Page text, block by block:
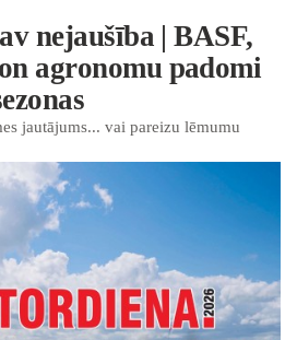
nejaušība | BASF,
agronomu padomi
jautājums... vai pareizu lēmumu